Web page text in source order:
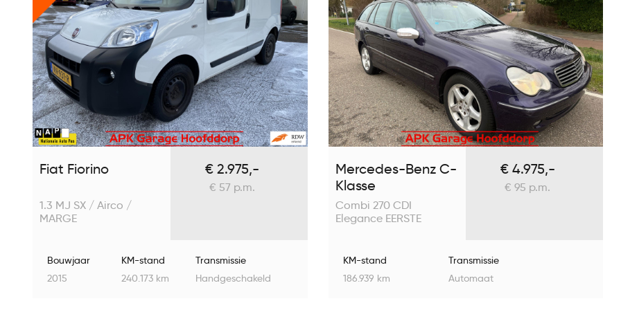
Fiat Fiorino
1.3 MJ SX / Airco /
MARGE
€ 2.975,-
€ 57 p.m.
Bouwjaar
2015
KM-stand
240.173 km
Transmissie
Handgeschakeld
Mercedes-Benz C-
Klasse
Combi 270 CDI
Elegance EERSTE
€ 4.975,-
€ 95 p.m.
KM-stand
186.939 km
Transmissie
Automaat